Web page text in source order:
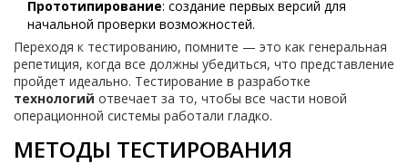
Прототипирование: создание первых версий для
начальной проверки возможностей.
Переходя к тестированию, помните — это как генеральная
репетиция, когда все должны убедиться, что представление
пройдет идеально. Тестирование в разработке
технологий отвечает за то, чтобы все части новой
операционной системы работали гладко.
МЕТОДЫ ТЕСТИРОВАНИЯ